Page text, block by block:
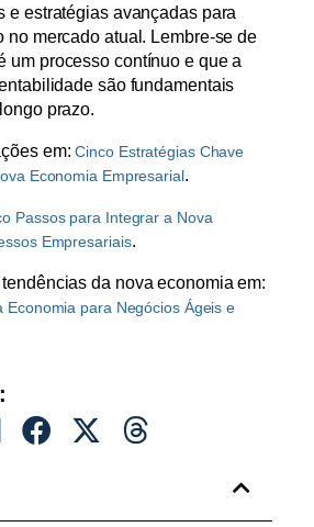
e estratégias avançadas para
no mercado atual. Lembre-se de
um processo contínuo e que a
são fundamentais
prazo.
em:Cinco Estratégias Chave
Economia Empresarial.
Passos para Integrar a Nova
Empresariais.
da nova economia em:
Economia para Negócios Ágeis e